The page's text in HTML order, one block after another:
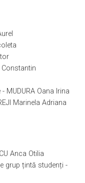
Constantin
MUDURA Oana Irina
Marinela Adriana
Anca Otilia
grup țintă studenți -